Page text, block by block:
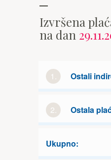
Izvršena
na dan
1. Ostali
2. Ostala
Ukupno: